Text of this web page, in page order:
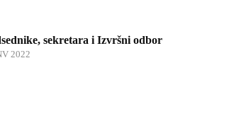
sekretara i Izvršni odbor
2022